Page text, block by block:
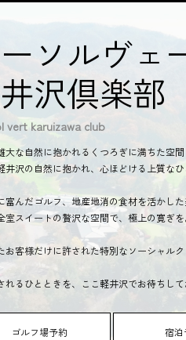
ソルヴェ
沢倶楽部
vert karuizawa club
大な自然に抱かれるくつろぎに満ちた空間
井沢の自然に抱かれ、心ほどける上質なひ
富んだゴルフ、地産地消の食材を活かした
室スイートの贅沢な空間で、極上の寛ぎを
お客様だけに許された特別なソーシャル
れるひとときを、ここ軽井沢でお待ちして
ゴルフ場予約 宿泊